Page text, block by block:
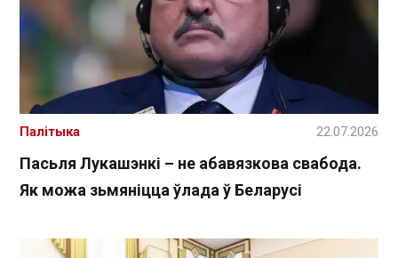
Пасьля Лукашэнкі – не абавязкова свабода.
Як можа зьмяніцца ўлада ў Беларусі
Палітыка 22.07.2026